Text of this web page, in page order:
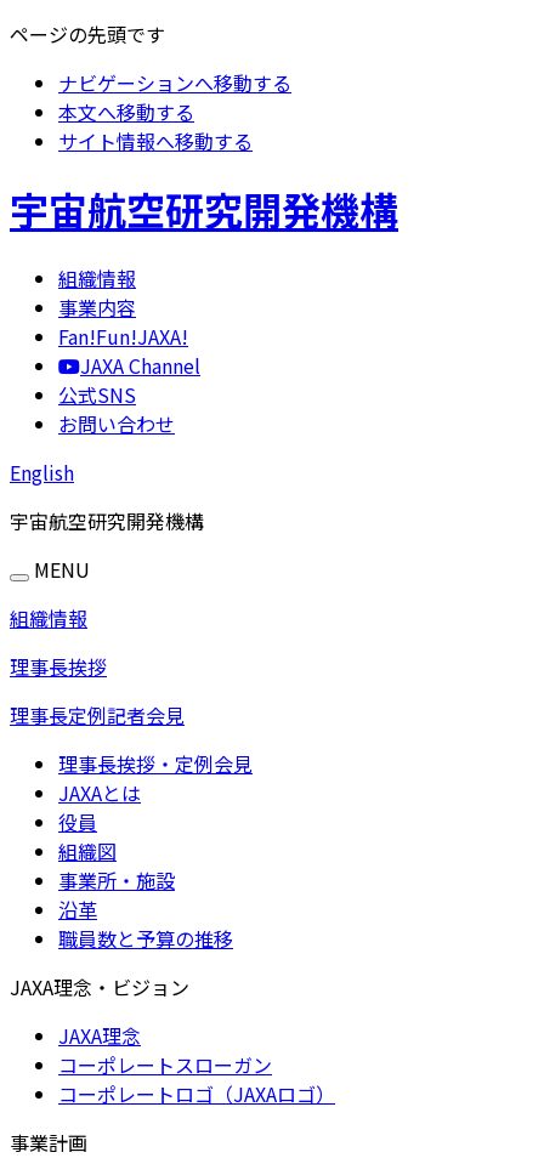
ページの先頭です
ナビゲーションへ移動する
本文へ移動する
サイト情報へ移動する
宇宙航空研究開発機構
組織情報
事業内容
Fan!Fun!JAXA!
JAXA Channel
公式SNS
お問い合わせ
English
宇宙航空研究開発機構
MENU
組織情報
理事長挨拶
理事長定例記者会見
理事長挨拶・定例会見
JAXAとは
役員
組織図
事業所・施設
沿革
職員数と予算の推移
JAXA理念・ビジョン
JAXA理念
コーポレートスローガン
コーポレートロゴ（JAXAロゴ）
事業計画